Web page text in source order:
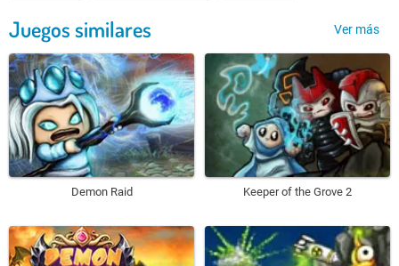
Juegos similares Ver más
Demon Raid Keeper of the Grove 2